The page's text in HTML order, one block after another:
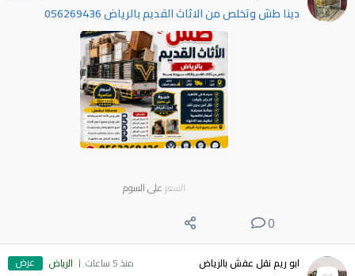
دينا طش وتخلص من الاثاث القديم بالرياض 056269436
السعر على السوم
0
ابو ريم نقل عفش بالرياض منذ 5 ساعات الرياض عرض